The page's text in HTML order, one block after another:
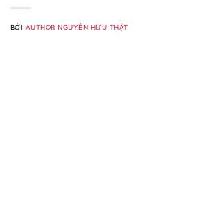
BỞI AUTHOR NGUYỄN HỮU THẬT